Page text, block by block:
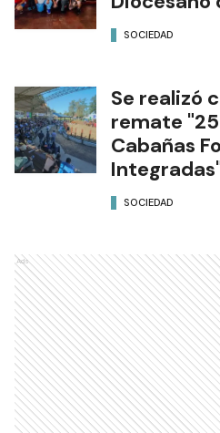
SOCIEDAD
Se realizó
remate
Cabañas
SOCIEDAD
Ads